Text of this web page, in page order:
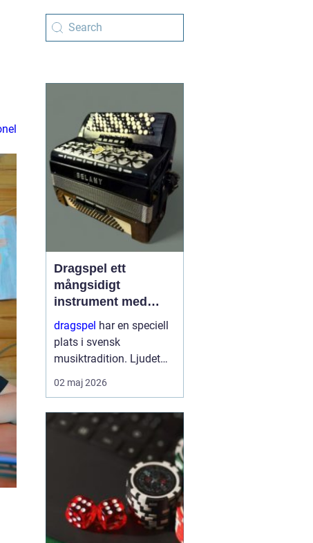
Dragspel ett
mångsidigt
instrument med
stark tradition
dragspel har en speciell
plats i svensk
musiktradition. Ljudet
känns igen från
folkparker, dansbanor,
moderna
scenframträdanden.
Samtidigt är instrumen...
02 maj 2026